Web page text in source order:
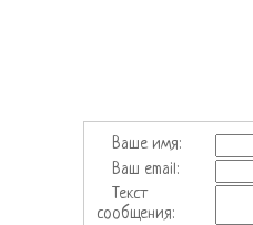
Ваше имя:
Ваш email:
Текст
сообщения: